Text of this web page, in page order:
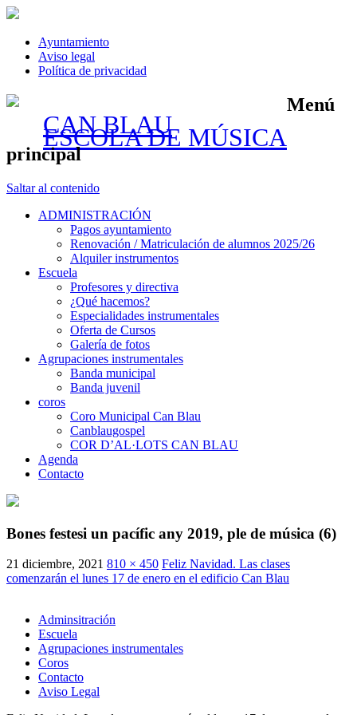
Ayuntamiento
Aviso legal
Política de privacidad
CAN BLAU
ESCOLA DE MÚSICA
Menú
principal
Saltar al contenido
ADMINISTRACIÓN
Pagos ayuntamiento
Renovación / Matriculación de alumnos 2025/26
Alquiler instrumentos
Escuela
Profesores y directiva
¿Qué hacemos?
Especialidades instrumentales
Oferta de Cursos
Galería de fotos
Agrupaciones instrumentales
Banda municipal
Banda juvenil
coros
Coro Municipal Can Blau
Canblaugospel
COR D’AL·LOTS CAN BLAU
Agenda
Contacto
Bones festesi un pacífic any 2019, ple de música (6)
21 diciembre, 2021 810 × 450 Feliz Navidad. Las clases
comenzarán el lunes 17 de enero en el edificio Can Blau
Adminsitración
Escuela
Agrupaciones instrumentales
Coros
Contacto
Aviso Legal